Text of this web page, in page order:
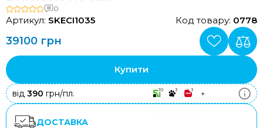
0
Артикул: SKECI1035 Код товару: 0778
39100 грн
Купити
від 390 грн/пл. 10 3 3 +
ДОСТАВКА